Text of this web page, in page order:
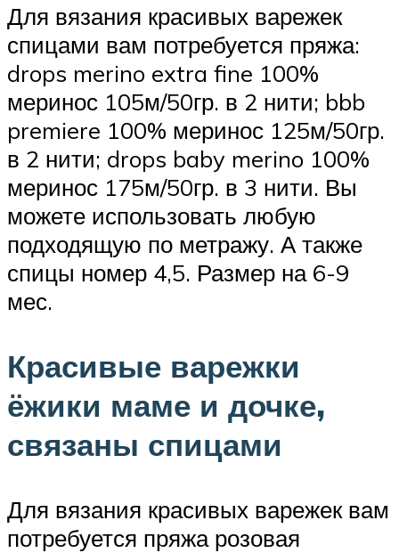
Для вязания красивых варежек
спицами вам потребуется пряжа:
drops merino extra fine 100%
меринос 105м/50гр. в 2 нити; bbb
premiere 100% меринос 125м/50гр.
в 2 нити; drops baby merino 100%
меринос 175м/50гр. в 3 нити. Вы
можете использовать любую
подходящую по метражу. А также
спицы номер 4,5. Размер на 6-9
мес.
Красивые варежки
ёжики маме и дочке,
связаны спицами
Для вязания красивых варежек вам
потребуется пряжа розовая